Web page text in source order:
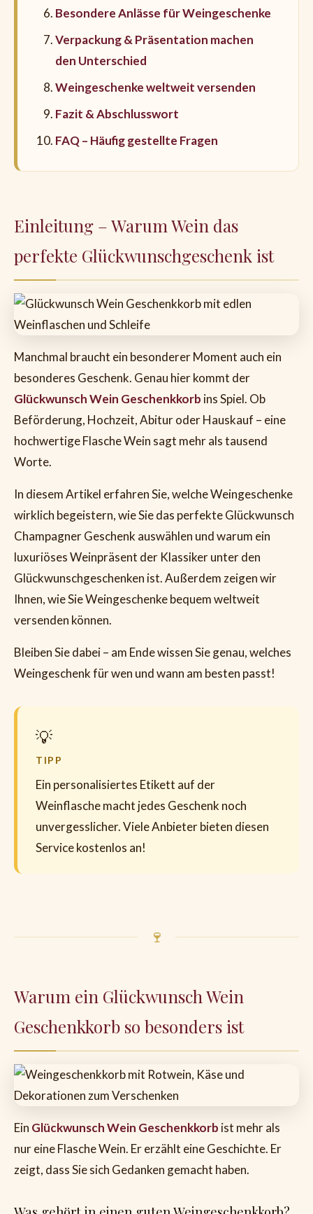
Besondere Anlässe für Weingeschenke
Verpackung & Präsentation machen
den Unterschied
Weingeschenke weltweit versenden
Fazit & Abschlusswort
FAQ – Häufig gestellte Fragen
Einleitung – Warum Wein das
perfekte Glückwunschgeschenk ist
Manchmal braucht ein besonderer Moment auch ein
besonderes Geschenk. Genau hier kommt der
Glückwunsch Wein Geschenkkorb ins Spiel. Ob
Beförderung, Hochzeit, Abitur oder Hauskauf – eine
hochwertige Flasche Wein sagt mehr als tausend
Worte.
In diesem Artikel erfahren Sie, welche Weingeschenke
wirklich begeistern, wie Sie das perfekte Glückwunsch
Champagner Geschenk auswählen und warum ein
luxuriöses Weinpräsent der Klassiker unter den
Glückwunschgeschenken ist. Außerdem zeigen wir
Ihnen, wie Sie Weingeschenke bequem weltweit
versenden können.
Bleiben Sie dabei – am Ende wissen Sie genau, welches
Weingeschenk für wen und wann am besten passt!
TIPP
Ein personalisiertes Etikett auf der
Weinflasche macht jedes Geschenk noch
unvergesslicher. Viele Anbieter bieten diesen
Service kostenlos an!
🍷
Warum ein Glückwunsch Wein
Geschenkkorb so besonders ist
Ein Glückwunsch Wein Geschenkkorb ist mehr als
nur eine Flasche Wein. Er erzählt eine Geschichte. Er
zeigt, dass Sie sich Gedanken gemacht haben.